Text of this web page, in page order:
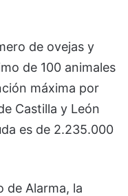
de ovejas y
de 100 animales
máxima por
Castilla y León
es de 2.235.000
de Alarma, la